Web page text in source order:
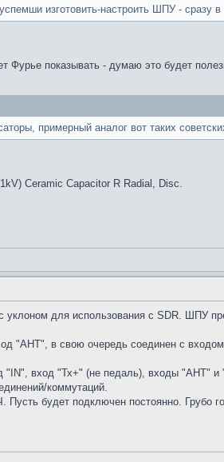
изготовить-настроить ШПУ - сразу в
Фурье показывать - думаю это будет
примерный аналог вот таких
Ceramic Capacitor R Radial, Disc.
для использования с SDR. ШПУ
"АНТ", в свою очередь соединен с
"IN", вход "Тх+" (не педаль), входы "АНТ" и
коммутаций.
будет подключен постоянно. Грубо